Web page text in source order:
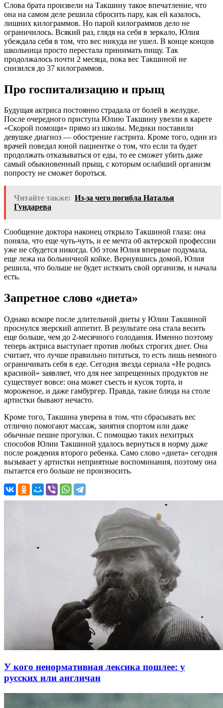
Слова брата произвели на Такшину такое впечатление, что
она на самом деле решила сбросить пару, как ей казалось,
лишних килограммов. Но парой килограммов дело не
ограничилось. Всякий раз, глядя на себя в зеркало, Юлия
убеждала себя в том, что вес никуда не ушел. В конце концов
школьница просто перестала принимать пищу. Так
продолжалось почти 2 месяца, пока вес Такшиной не
снизился до 37 килограммов.
Про госпитализацию и прыщ
Будущая актриса постоянно страдала от болей в желудке.
После очередного приступа Юлию Такшину увезли в карете
«Скорой помощи» прямо из школы. Медики поставили
девушке диагноз — обострение гастрита. Кроме того, один из
врачей поведал юной пациентке о том, что если та будет
продолжать отказываться от еды, то ее сможет убить даже
самый обыкновенный прыщ, с которым ослабший организм
попросту не сможет бороться.
Читайте также: Из-за чего погибла Наталья
Гундарева
Сообщение доктора наконец открыло Такшиной глаза: она
поняла, что еще чуть-чуть, и ее мечта об актерской профессии
уже не сбудется никогда. Об этом Юлия впервые подумала,
еще лежа на больничной койке. Вернувшись домой, Юлия
решила, что больше не будет истязать свой организм, и начала
есть.
Запретное слово «диета»
Однако вскоре после длительной диеты у Юлии Такшиной
проснулся зверский аппетит. В результате она стала весить
еще больше, чем до 2-месячного голодания. Именно поэтому
теперь актриса выступает против любых строгих диет. Она
считает, что лучше правильно питаться, то есть лишь немного
ограничивать себя в еде. Сегодня звезда сериала «Не родись
красивой» заявляет, что для нее запрещенных продуктов не
существует вовсе: она может съесть и кусок торта, и
мороженое, и даже гамбургер. Правда, такие блюда на столе
артистки бывают нечасто.
Кроме того, Такшина уверена в том, что сбрасывать вес
отлично помогают массаж, занятия спортом или даже
обычные пешие прогулки. С помощью таких нехитрых
способов Юлии Такшиной удалось вернуться в норму даже
после рождения второго ребенка. Само слово «диета» сегодня
вызывает у артистки неприятные воспоминания, поэтому она
пытается его больше не произносить.
У кого ненормативная лексика пошлее: у
русских или англичан